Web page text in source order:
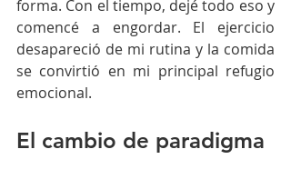
forma. Con el tiempo, dejé todo eso y
comencé a engordar. El ejercicio
desapareció de mi rutina y la comida
se convirtió en mi principal refugio
emocional.
El cambio de paradigma